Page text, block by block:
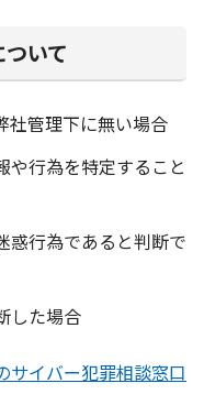
いて
社管理下に無い場合
や行為を特定すること
惑行為であると判断で
した場合
サイバー犯罪相談窓口